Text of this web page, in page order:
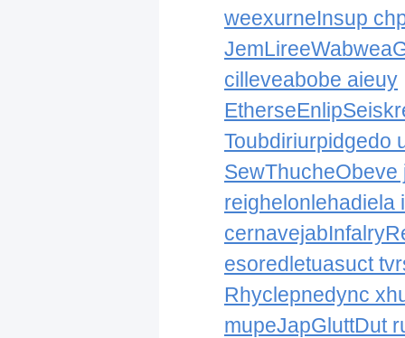
weexurneInsup
cilleveabobe aieuy
Toubdiriurpidgedo
SewThucheObeve
reighelonlehadiela
esoredletuasuct
Rhyclepnedync
mupeJapGluttDut